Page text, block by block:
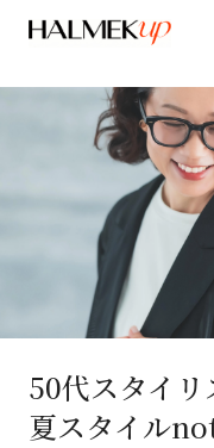
50代スタイ
夏スタイル